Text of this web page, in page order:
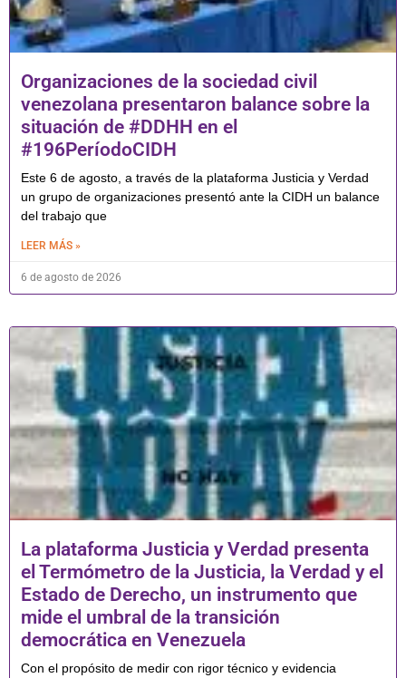
Organizaciones de la sociedad civil
venezolana presentaron balance sobre la
situación de #DDHH en el
#196PeríodoCIDH
Este 6 de agosto, a través de la plataforma Justicia y Verdad
un grupo de organizaciones presentó ante la CIDH un balance
del trabajo que
LEER MÁS »
6 de agosto de 2026
La plataforma Justicia y Verdad presenta
el Termómetro de la Justicia, la Verdad y el
Estado de Derecho, un instrumento que
mide el umbral de la transición
democrática en Venezuela
Con el propósito de medir con rigor técnico y evidencia